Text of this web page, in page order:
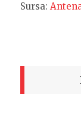
Sursa: